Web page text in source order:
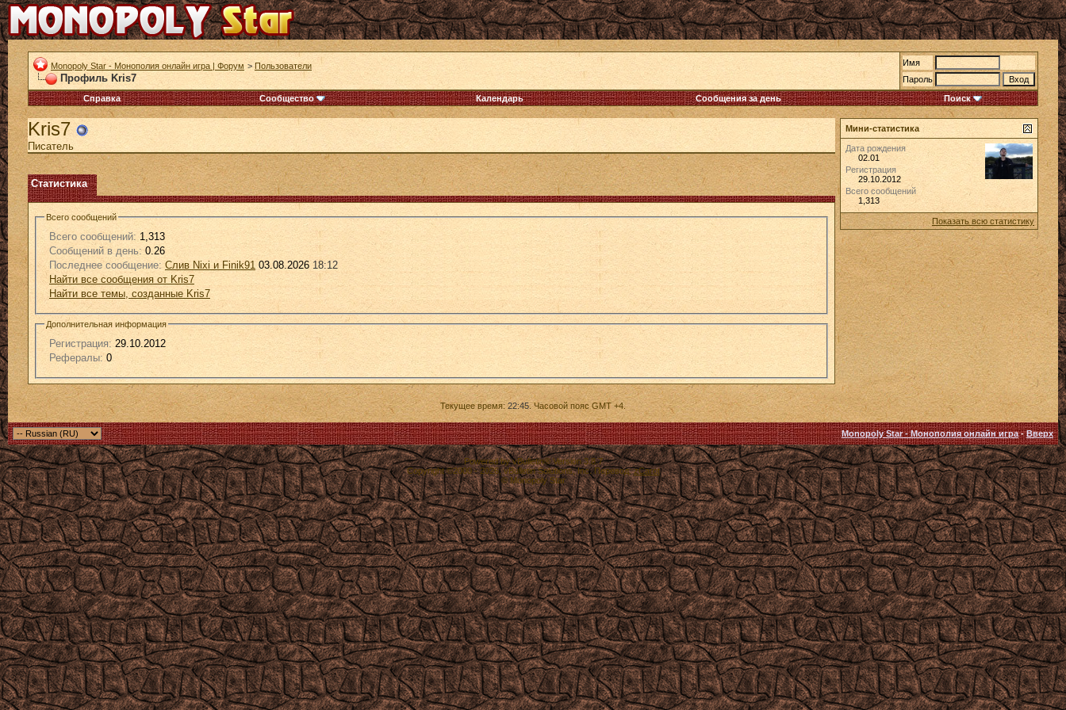
Monopoly Star - Монополия онлайн игра | Форум > Пользователи
Профиль Kris7
Имя
Пароль
Справка
Сообщество Календарь Сообщения за день Поиск
Kris7
Писатель
Статистика
Всего сообщений
Всего сообщений: 1,313
Сообщений в день: 0.26
Последнее сообщение: Слив Nixi и Finik91 03.08.2026 18:12
Найти все сообщения от Kris7
Найти все темы, созданные Kris7
Дополнительная информация
Регистрация: 29.10.2012
Рефералы:0
Мини-статистика
Дата рождения
02.01
Регистрация
29.10.2012
Всего сообщений
1,313
Показать всю статистику
Текущее время: 22:45. Часовой пояс GMT +4.
Monopoly Star - Монополия онлайн игра-Вверх
Powered by vBulletin® Version 3.8.7
Copyright ©2000 - 2026, vBulletin Solutions, Inc. Перевод:zCarot
© Monopoly Star